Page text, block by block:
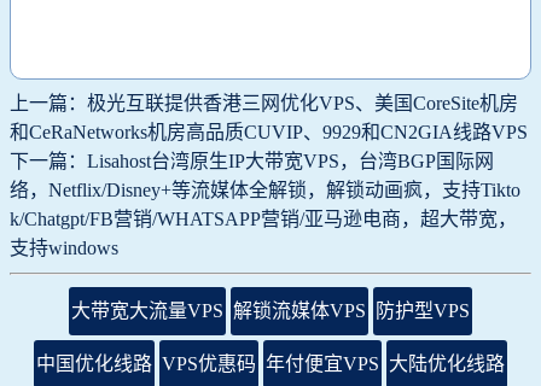
上一篇：极光互联提供香港三网优化VPS、美国CoreSite机房
和CeRaNetworks机房高品质CUVIP、9929和CN2GIA线路VPS
下一篇：Lisahost台湾原生IP大带宽VPS，台湾BGP国际网
络，Netflix/Disney+等流媒体全解锁，解锁动画疯，支持Tikto
k/Chatgpt/FB营销/WHATSAPP营销/亚马逊电商，超大带宽，
支持windows
大带宽大流量VPS 解锁流媒体VPS 防护型VPS
中国优化线路 VPS优惠码 年付便宜VPS 大陆优化线路